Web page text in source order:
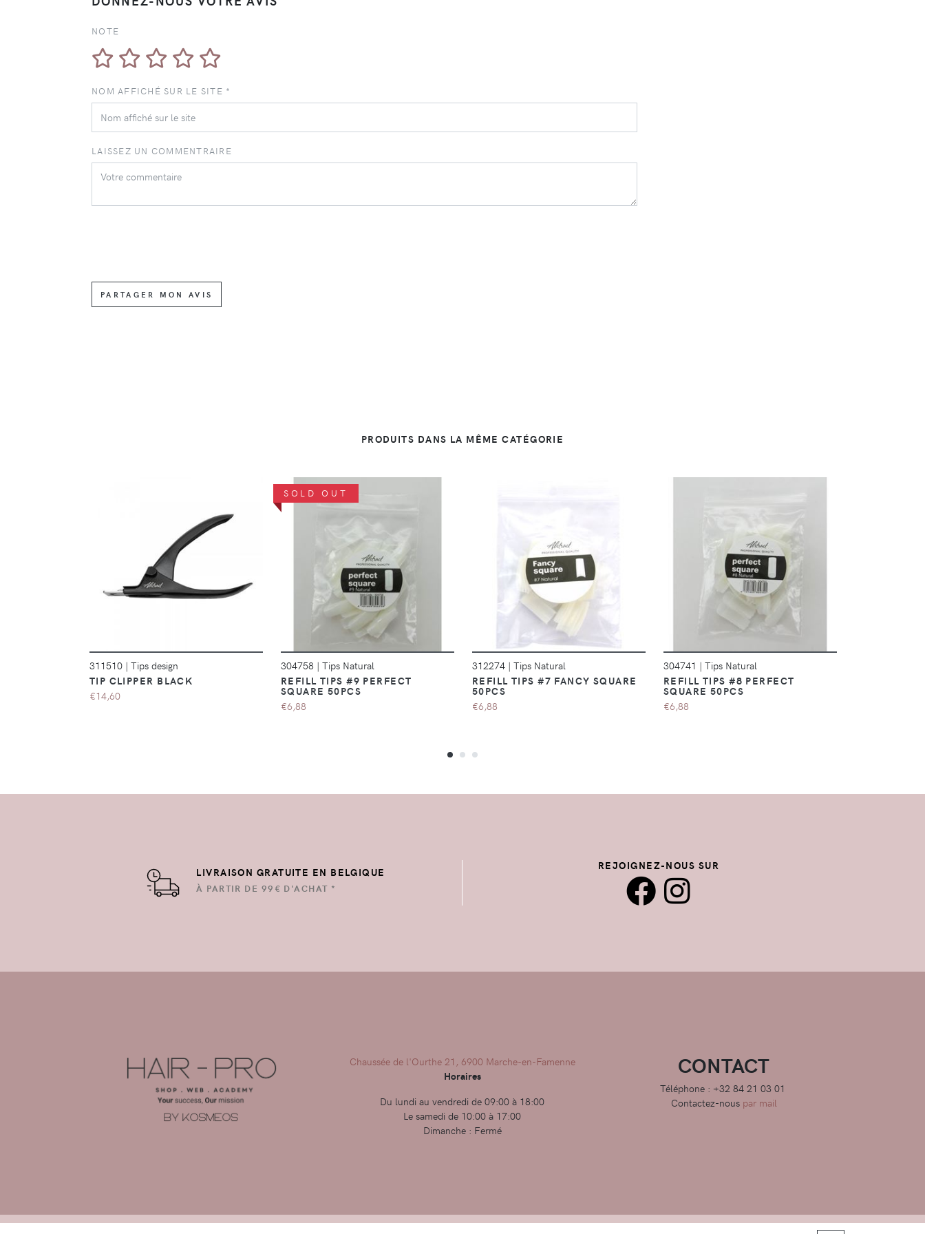
NOTE
NOM AFFICHÉ SUR LE SITE *
LAISSEZ UN COMMENTRAIRE
PARTAGER MON AVIS
PRODUITS DANS LA MÊME CATÉGORIE
DÉTAILS
311510 | Tips design
TIP CLIPPER BLACK
€14,60
SOLD OUT
DÉTAILS
304758 | Tips Natural
REFILL TIPS #9 PERFECT
SQUARE 50PCS
€6,88
DÉTAILS
312274 | Tips Natural
REFILL TIPS #7 FANCY SQUARE
50PCS
€6,88
DÉTAILS
304741 | Tips Natural
REFILL TIPS #8 PERFECT
SQUARE 50PCS
€6,88
LIVRAISON GRATUITE EN BELGIQUE
À PARTIR DE 99€ D'ACHAT *
REJOIGNEZ-NOUS SUR
Chaussée de l'Ourthe 21, 6900 Marche-en-Famenne
Horaires
Du lundi au vendredi de 09:00 à 18:00
Le samedi de 10:00 à 17:00
Dimanche : Fermé
CONTACT
Téléphone : +32 84 21 03 01
Contactez-nous par mail